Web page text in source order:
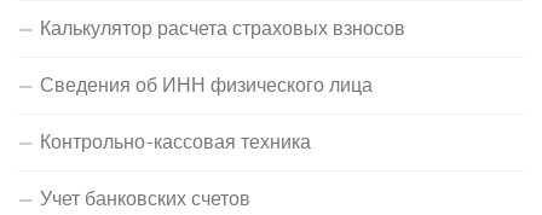
Калькулятор расчета страховых взносов
Сведения об ИНН физического лица
Контрольно-кассовая техника
Учет банковских счетов